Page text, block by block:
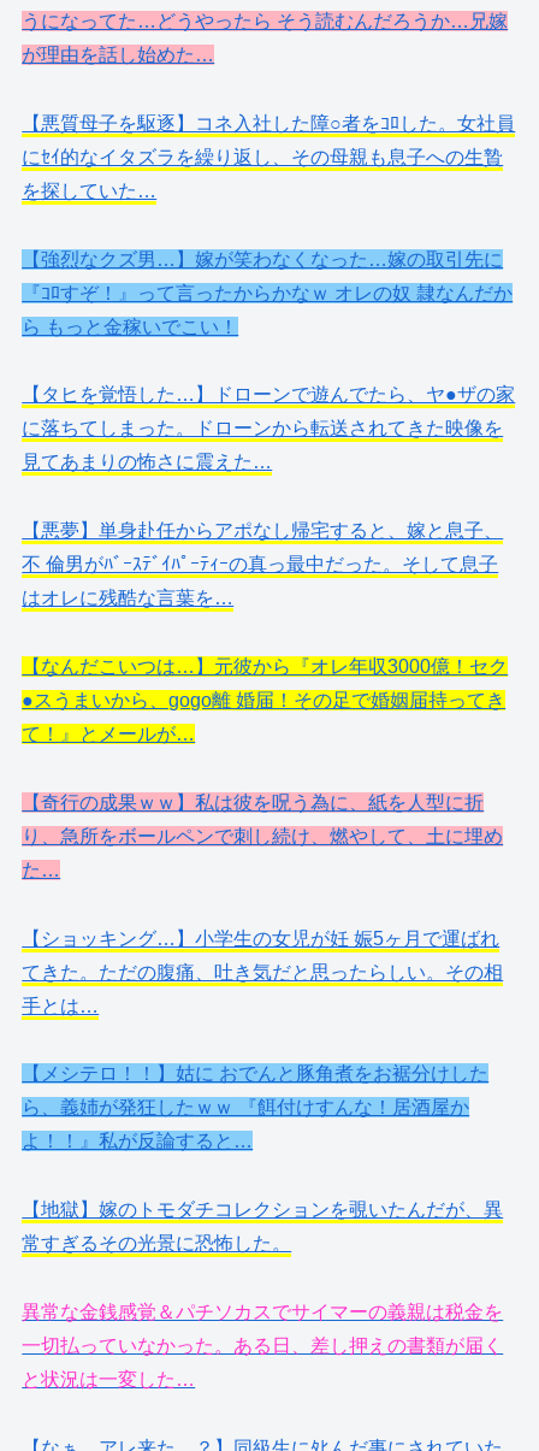
うになってた…どうやったら そう読むんだろうか…兄嫁
が理由を話し始めた…
【悪質母子を駆逐】コネ入社した障○者をｺﾛした。女社員
にｾｲ的なイタズラを繰り返し、その母親も息子への生贄
を探していた…
【強烈なクズ男…】嫁が笑わなくなった…嫁の取引先に
『ｺﾛすぞ！』って言ったからかなｗ オレの奴 隷なんだか
ら もっと金稼いでこい！
【タヒを覚悟した…】ドローンで遊んでたら、ヤ●ザの家
に落ちてしまった。ドローンから転送されてきた映像を
見てあまりの怖さに震えた…
【悪夢】単身赴任からアポなし帰宅すると、嫁と息子、
不 倫男がﾊﾞｰｽﾃﾞｲﾊﾟｰﾃｨｰの真っ最中だった。そして息子
はオレに残酷な言葉を…
【なんだこいつは…】元彼から『オレ年収3000億！セク
●スうまいから、gogo離 婚届！その足で婚姻届持ってき
て！』とメールが…
【奇行の成果ｗｗ】私は彼を呪う為に、紙を人型に折
り、急所をボールペンで刺し続け、燃やして、土に埋め
た…
【ショッキング…】小学生の女児が妊 娠5ヶ月で運ばれ
てきた。ただの腹痛、吐き気だと思ったらしい。その相
手とは…
【メシテロ！！】姑に おでんと豚角煮をお裾分けした
ら、義姉が発狂したｗｗ 『餌付けすんな！居酒屋か
よ！！』私が反論すると…
【地獄】嫁のトモダチコレクションを覗いたんだが、異
常すぎるその光景に恐怖した。
異常な金銭感覚＆パチソカスでサイマーの義親は税金を
一切払っていなかった。ある日、差し押えの書類が届く
と状況は一変した…